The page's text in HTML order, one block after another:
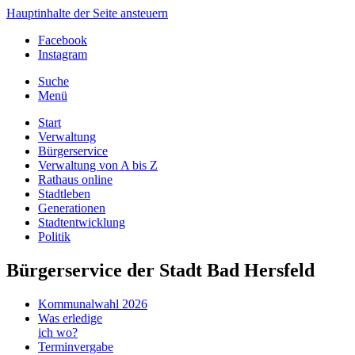
Hauptinhalte der Seite ansteuern
Facebook
Instagram
Suche
Menü
Start
Verwaltung
Bürgerservice
Verwaltung von A bis Z
Rathaus online
Stadtleben
Generationen
Stadtentwicklung
Politik
Bürgerservice der Stadt Bad Hersfeld
Kommunalwahl 2026
Was erledige
ich wo?
Terminvergabe